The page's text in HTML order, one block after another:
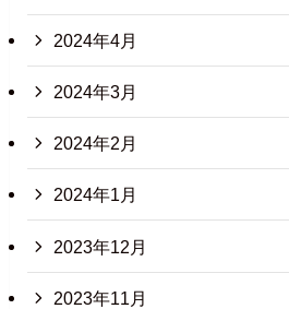
2024年4月
2024年3月
2024年2月
2024年1月
2023年12月
2023年11月